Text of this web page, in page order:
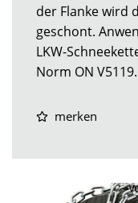
der Flanke wird
geschont.
LKW-
Norm ON
merken